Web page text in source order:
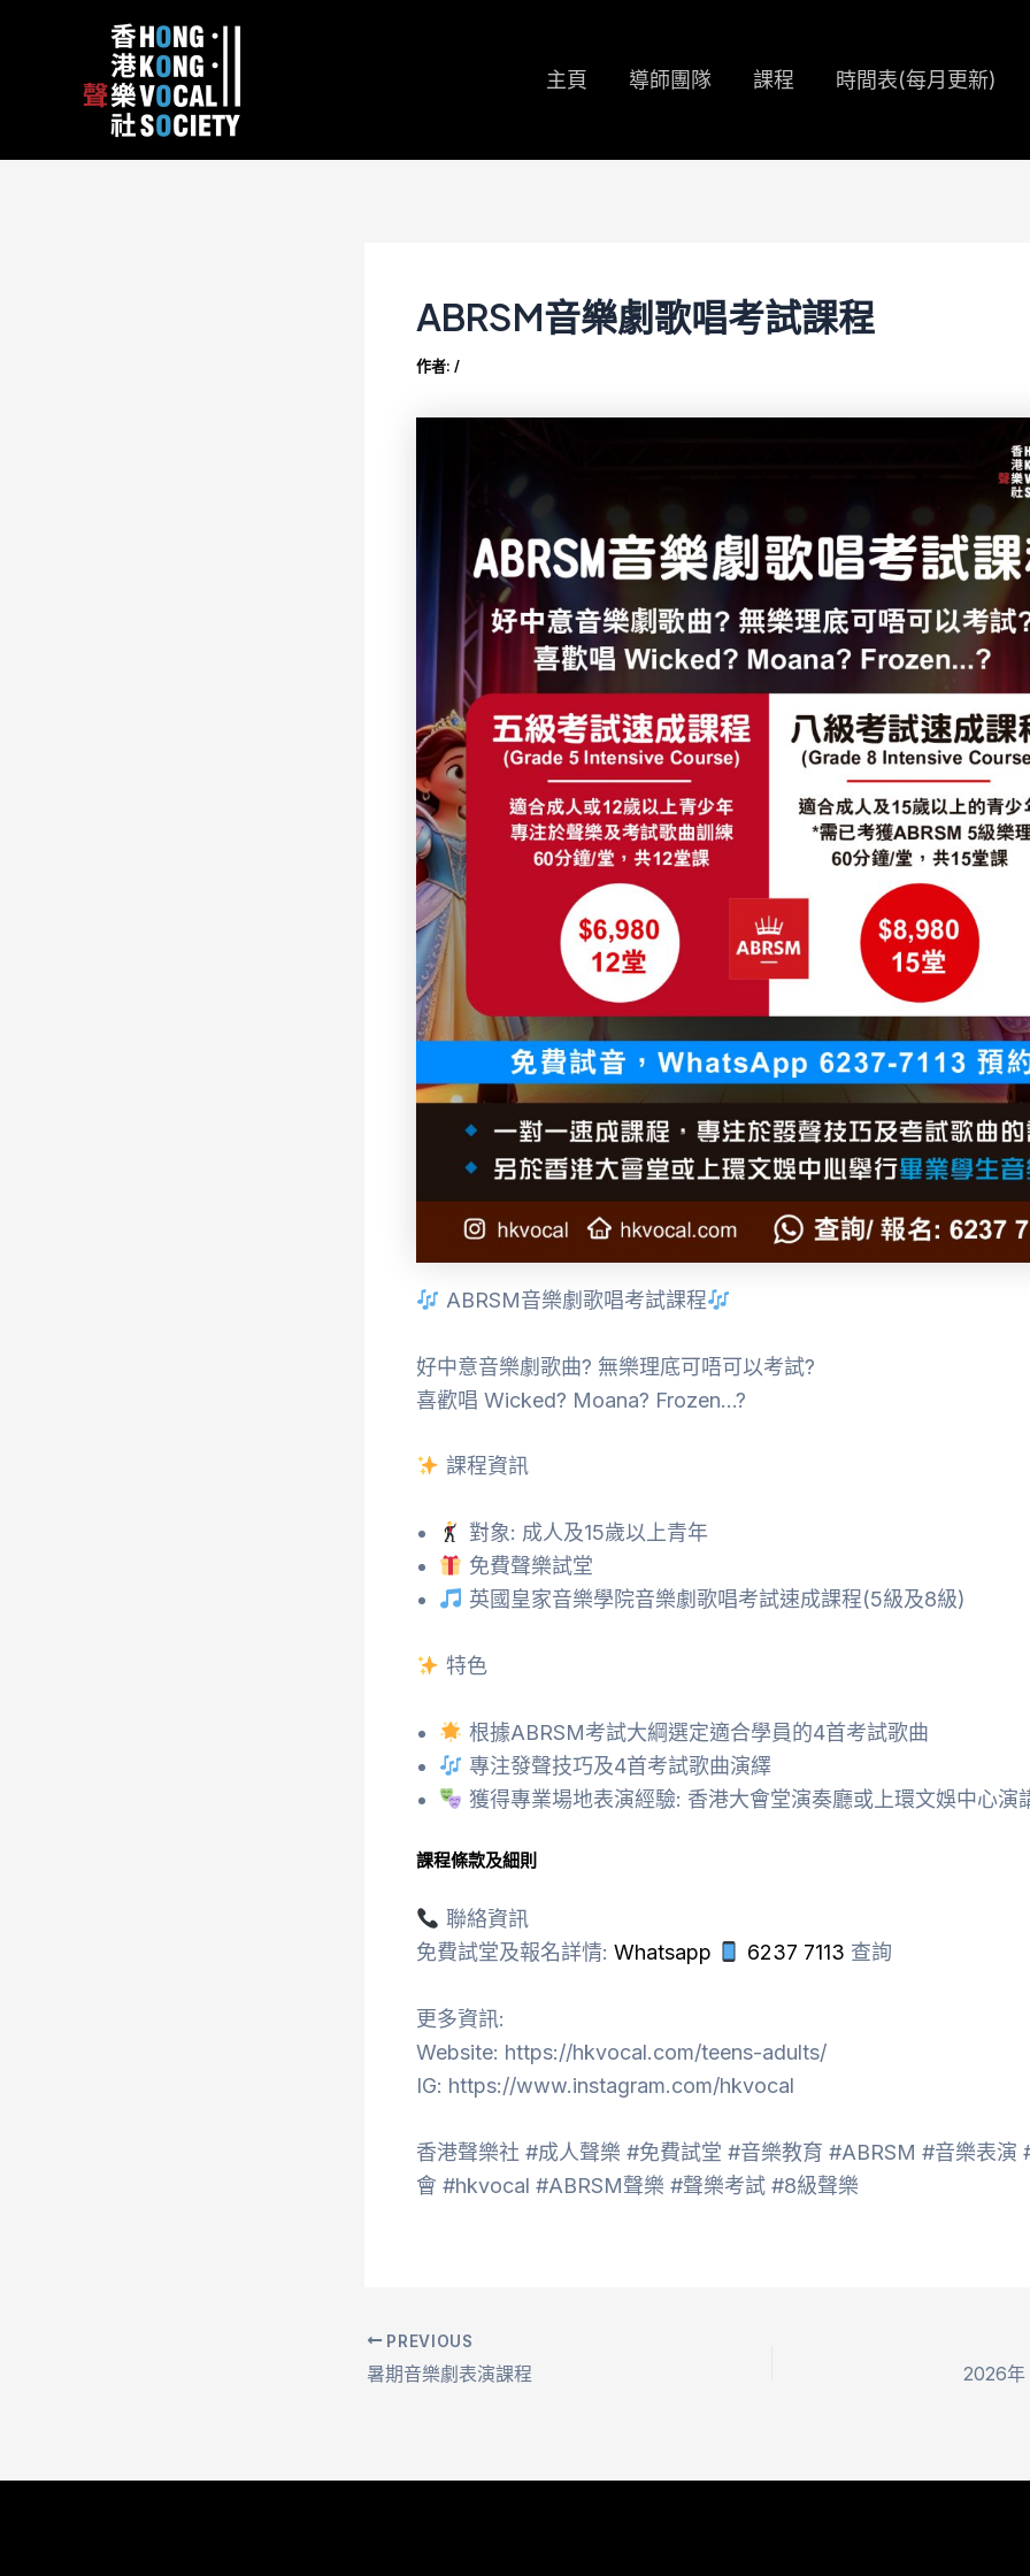
主頁 導師團隊 課程 時間表(每月更新)
ABRSM音樂劇歌唱考試課程
作者: /
ABRSM音樂劇歌唱考試課程
好中意音樂劇歌曲? 無樂理底可唔可以考試?
喜歡唱 Wicked? Moana? Frozen…?
課程資訊
對象: 成人及15歲以上青年
免費聲樂試堂
英國皇家音樂學院音樂劇歌唱考試速成課程(5級及8級)
特色
根據ABRSM考試大綱選定適合學員的4首考試歌曲
專注發聲技巧及4首考試歌曲演繹
獲得專業場地表演經驗: 香港大會堂演奏廳或上環文娛中心演
課程條款及細則
聯絡資訊
免費試堂及報名詳情: Whatsapp 6237 7113 查詢
更多資訊:
Website: https://hkvocal.com/teens-adults/
IG: https://www.instagram.com/hkvocal
香港聲樂社 #成人聲樂 #免費試堂 #音樂教育 #ABRSM #音樂表演
會 #hkvocal #ABRSM聲樂 #聲樂考試 #8級聲樂
PREVIOUS
暑期音樂劇表演課程 2026年